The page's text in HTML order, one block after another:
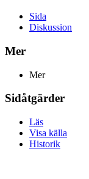
Sida
Diskussion
Mer
Mer
Sidåtgärder
Läs
Visa källa
Historik